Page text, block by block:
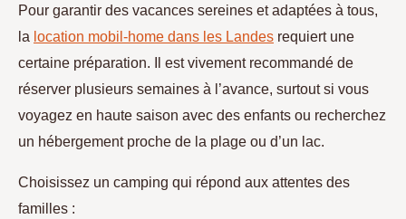
Pour garantir des vacances sereines et adaptées à tous,
la location mobil-home dans les Landes requiert une
certaine préparation. Il est vivement recommandé de
réserver plusieurs semaines à l’avance, surtout si vous
voyagez en haute saison avec des enfants ou recherchez
un hébergement proche de la plage ou d’un lac.
Choisissez un camping qui répond aux attentes des
familles :